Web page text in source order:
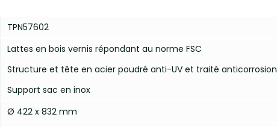
TPN57602
Lattes en bois vernis répondant au norme FSC
Structure et tête en acier poudré anti-UV et traité anticorrosion
Support sac en inox
Ø 422 x 832 mm